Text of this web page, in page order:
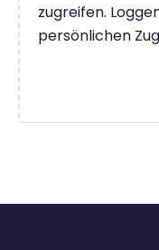
zugreifen.
persönlichen